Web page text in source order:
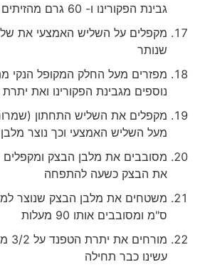
גבינת הפקורינו ו- 60 גרם מהזיתים
מקפלים על השליש האמצעי את שליש
שנותר
נוספים מגבינת הפקורינו ואת יתרת
מקפלים את השליש התחתון (שמרוח
מעל השליש האמצעי וכך נוצר מלבן
את הבצק כשעה להתפחה
ס"מ ומסובבים אותו 90 מעלות
מורחים את
עשינו כבר תחילה